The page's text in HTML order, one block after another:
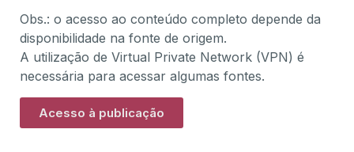
Obs.: o acesso ao conteúdo completo depende da
disponibilidade na fonte de origem.
A utilização de Virtual Private Network (VPN) é
necessária para acessar algumas fontes.
Acesso à publicação